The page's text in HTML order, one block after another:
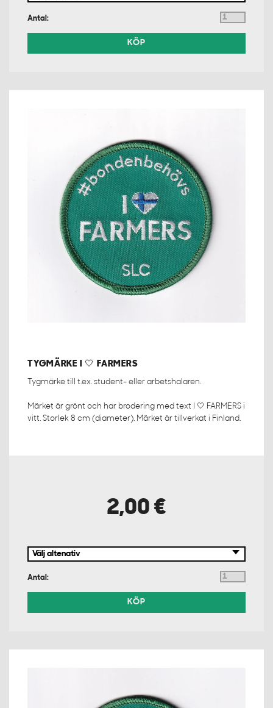
Antal:
KÖP
TYGMÄRKE I 🤍 FARMERS
Tygmärke till t.ex. student- eller arbetshalaren.
Märket är grönt och har brodering med text I 🤍 FARMERS i
vitt. Storlek 8 cm (diameter). Märket är tillverkat i Finland.
2,00 €
Antal:
KÖP